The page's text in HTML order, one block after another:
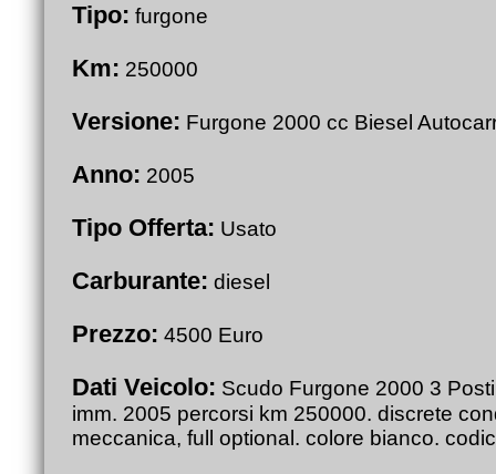
Tipo: furgone
Km: 250000
Versione: Furgone 2000 cc Biesel
Anno: 2005
Tipo Offerta: Usato
Carburante: diesel
Prezzo: 4500 Euro
Dati Veicolo: Scudo Furgone 2000 3
imm. 2005 percorsi km 250000. discrete
meccanica, full optional. colore bianco.